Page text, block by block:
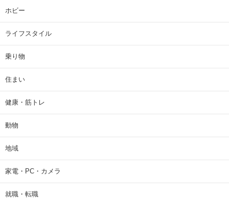
ホビー
ライフスタイル
乗り物
住まい
健康・筋トレ
動物
地域
家電・PC・カメラ
就職・転職